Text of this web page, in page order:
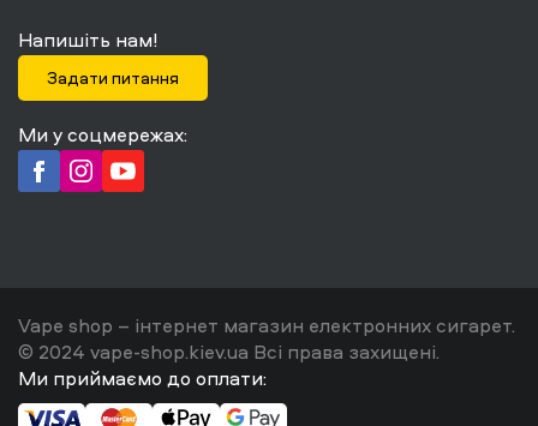
Напишіть нам!
Задати питання
Ми у соцмережах:
Vape shop – інтернет магазин електронних сигарет.
© 2024 vape-shop.kiev.ua Всі права захищені.
Ми приймаємо до оплати: